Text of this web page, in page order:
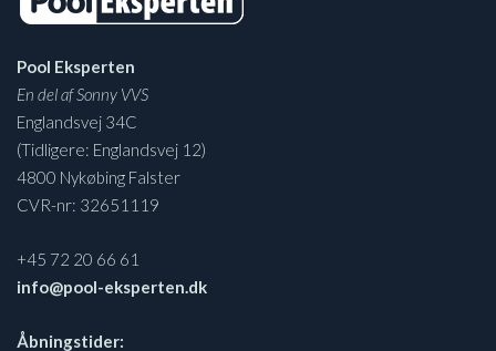
Pool Eksperten
En del af Sonny VVS
Englandsvej 34C
(Tidligere: Englandsvej 12)
4800 Nykøbing Falster
CVR-nr: 32651119
+45 72 20 66 61
info@pool-eksperten.dk
Åbningstider: